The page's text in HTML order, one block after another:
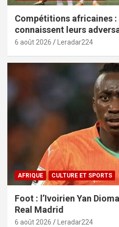
Compétitions africaines
connaissent leurs
6 août 2026 Leradar224
AFRIQUE CULTURE ET SPORTS
Foot : l’Ivoirien Yan
Real Madrid
6 août 2026 Leradar224